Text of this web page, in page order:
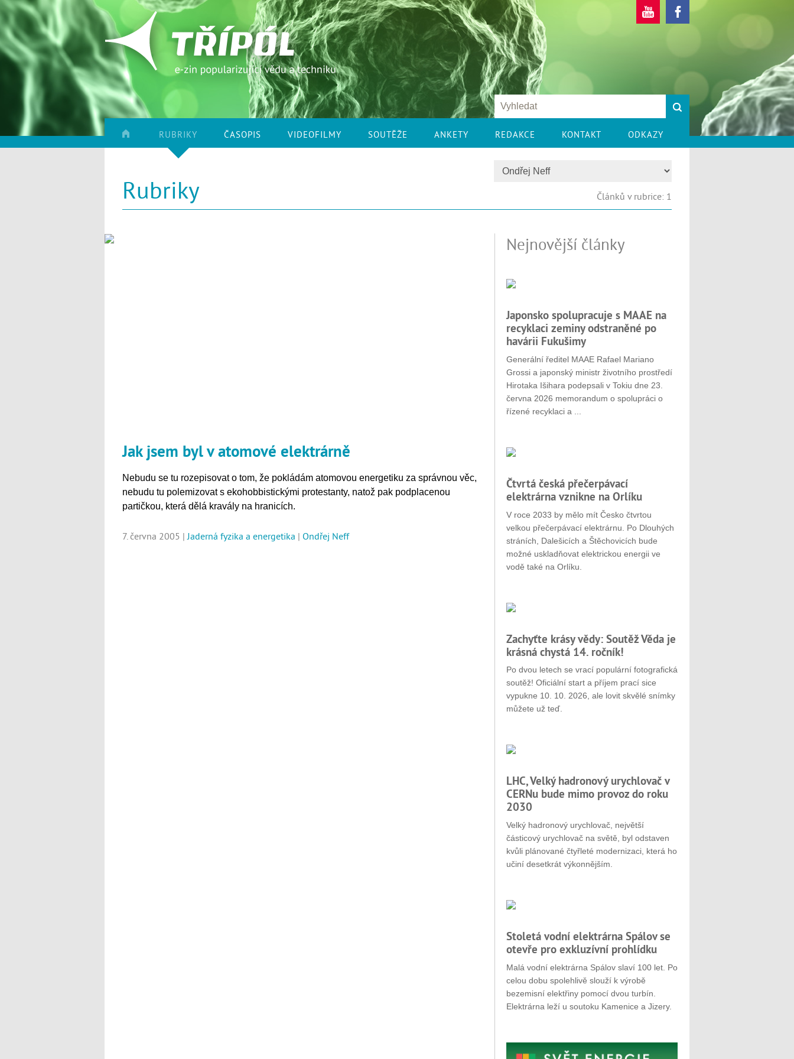
RUBRIKY ČASOPIS VIDEOFILMY SOUTĚŽE ANKETY REDAKCE KONTAKT ODKAZY
Rubriky Článků v rubrice: 1
Jak jsem byl v atomové elektrárně
Nebudu se tu rozepisovat o tom, že pokládám atomovou energetiku za správnou věc,
nebudu tu polemizovat s ekohobbistickými protestanty, natož pak podplacenou
partičkou, která dělá kravály na hranicích.
7. června 2005 |Jaderná fyzika a energetika | Ondřej Neff
Nejnovější články
Japonsko spolupracuje s MAAE na
recyklaci zeminy odstraněné po
havárii Fukušimy
Generální ředitel MAAE Rafael Mariano
Grossi a japonský ministr životního prostředí
Hirotaka Išihara podepsali v Tokiu dne 23.
června 2026 memorandum o spolupráci o
řízené recyklaci a ...
Čtvrtá česká přečerpávací
elektrárna vznikne na Orlíku
V roce 2033 by mělo mít Česko čtvrtou
velkou přečerpávací elektrárnu. Po Dlouhých
stráních, Dalešicích a Štěchovicích bude
možné uskladňovat elektrickou energii ve
vodě také na Orlíku.
Zachyťte krásy vědy: Soutěž Věda je
krásná chystá 14. ročník!
Po dvou letech se vrací populární fotografická
soutěž! Oficiální start a příjem prací sice
vypukne 10. 10. 2026, ale lovit skvělé snímky
můžete už teď.
LHC, Velký hadronový urychlovač v
CERNu bude mimo provoz do roku
2030
Velký hadronový urychlovač, největší
částicový urychlovač na světě, byl odstaven
kvůli plánované čtyřleté modernizaci, která ho
učiní desetkrát výkonnějším.
Stoletá vodní elektrárna Spálov se
otevře pro exkluzívní prohlídku
Malá vodní elektrárna Spálov slaví 100 let. Po
celou dobu spolehlivě slouží k výrobě
bezemisní elektřiny pomocí dvou turbín.
Elektrárna leží u soutoku Kamenice a Jizery.